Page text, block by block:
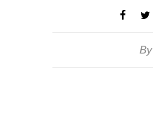
By